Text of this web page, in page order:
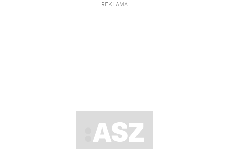
REKLAMA